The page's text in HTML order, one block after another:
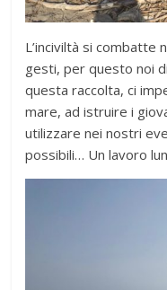
L’inciviltà si combatte
gesti, per questo noi
questa raccolta, ci
mare, ad istruire i
utilizzare nei nostri
possibili… Un lavoro